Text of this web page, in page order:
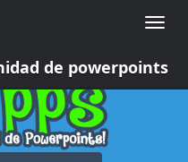
Toggle
de powerpoints